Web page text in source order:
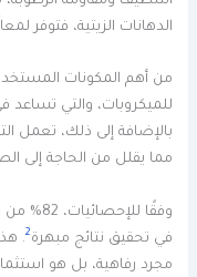
الدهانات الزيتية، فتوفر
من أهم المكونات
للميكروبات، والتي
بالإضافة إلى ذلك، تعمل
مما يقلل من الحاجة إلى
وفقًا
في تحقيق نتائج مبهرة2
.
مجرد رفاهية، بل هو